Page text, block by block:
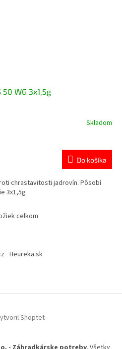
50 WG 3x1,5g
Skladom
Do košíka
chrastavitosti jadrovín. Pôsobí
3x1,5g
O
d
e
r
y
celkom
Heureka.sk
Shoptet